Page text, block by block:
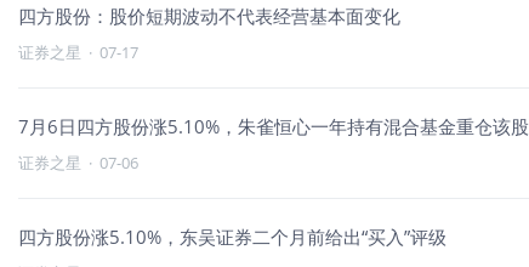
四方股份：股价短期波动不代表经营基本面变化
证券之星 · 07-17
7月6日四方股份涨5.10%，朱雀恒心一年持有混合基金重仓该股
证券之星 · 07-06
四方股份涨5.10%，东吴证券二个月前给出“买入”评级